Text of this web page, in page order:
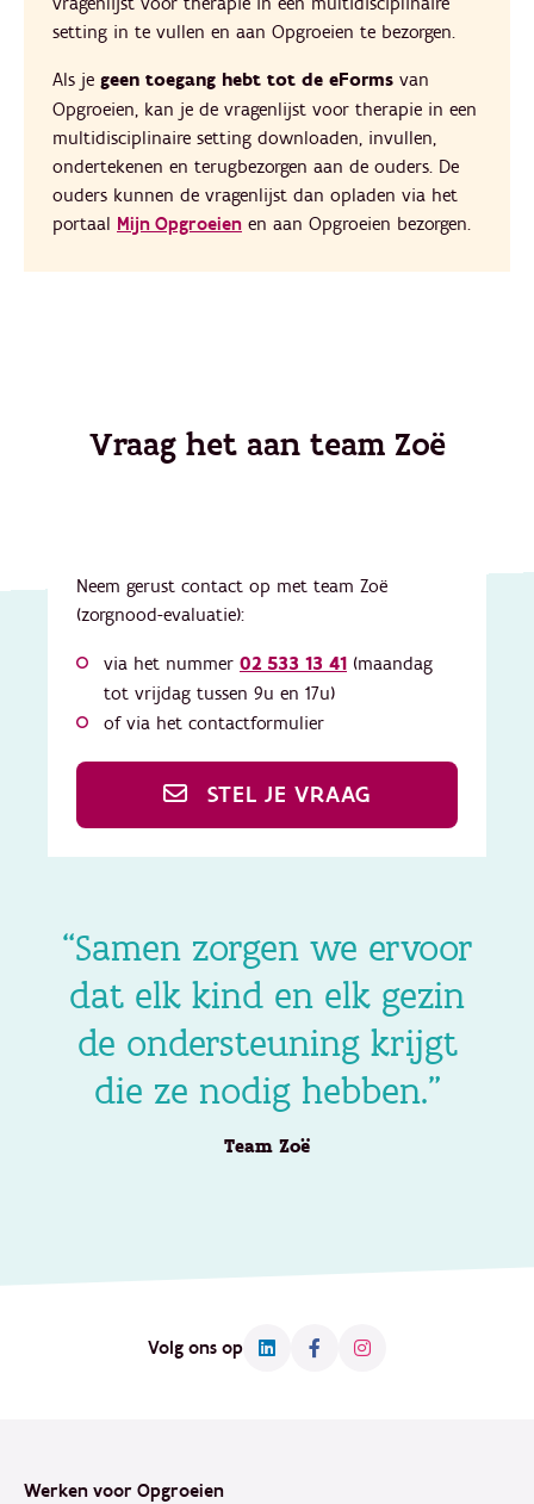
setting in te vullen en aan Opgroeien te bezorgen.
Als je geen toegang hebt tot de eForms van
Opgroeien, kan je de vragenlijst voor therapie in een
multidisciplinaire setting downloaden, invullen,
ondertekenen en terugbezorgen aan de ouders. De
ouders kunnen de vragenlijst dan opladen via het
portaal Mijn Opgroeien en aan Opgroeien bezorgen.
Vraag het aan team Zoë
Neem gerust contact op met team Zoë
(zorgnood-evaluatie):
via het nummer 02 533 13 41 (maandag
tot vrijdag tussen 9u en 17u)
of via het contactformulier
STEL JE VRAAG
“Samen zorgen we ervoor
dat elk kind en elk gezin
de ondersteuning krijgt
die ze nodig hebben.”
Team Zoë
Volg ons op
Werken voor Opgroeien